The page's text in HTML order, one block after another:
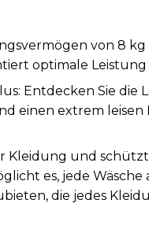
von 8
optimale
Entdecken Sie
einen extrem
und
es, jede
die jedes